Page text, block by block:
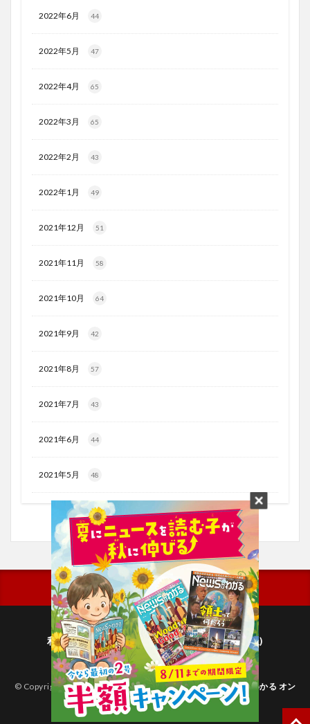
2022年6月 44
2022年5月 47
2022年4月 65
2022年3月 65
2022年2月 43
2022年1月 49
2021年12月 51
2021年11月 58
2021年10月 64
2021年9月 42
2021年8月 57
2021年7月 43
2021年6月 44
2021年5月 48
利用規約
プライバシーポリシー(毎日新聞出版)
個人情報について(毎日新聞社)
© Copyright 2026子どものためのニュース雑誌「ニュースがわかる オン
ライン」.